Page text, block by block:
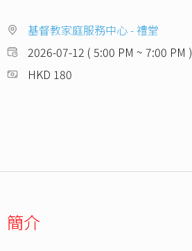
基督教家庭服務中心 - 禮堂
2026-07-12 ( 5:00 PM ~ 7:00 PM )
HKD 180
簡介